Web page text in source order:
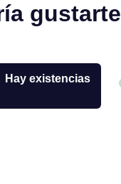
gustarte
Hay existencias